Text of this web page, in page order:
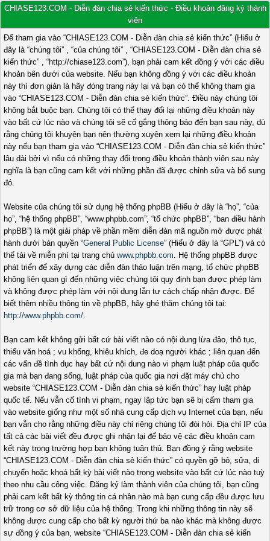
CHIASE123.COM - Diễn đàn chia sẻ kiến thức - Điều khoản đăng ký thành
viên
Để tham gia vào “CHIASE123.COM - Diễn đàn chia sẻ kiến thức” (Hiểu ở
đây là “chúng tôi” , “của chúng tôi” , “CHIASE123.COM - Diễn đàn chia sẻ
kiến thức” , “http://chiase123.com”), bạn phải cam kết đồng ý với các điều
khoản bên dưới của website. Nếu bạn không đồng ý với các điều khoản
này thì đơn giản là hãy đóng trang này lại và bạn có thể không tham gia
vào “CHIASE123.COM - Diễn đàn chia sẻ kiến thức”. Điều này chúng tôi
không bắt buộc bạn. Chúng tôi có thể thay đổi lại những điều khoản này
vào bất cứ lúc nào và chúng tôi sẽ cố gắng thông báo đến bạn sau này, dù
rằng chúng tôi khuyên bạn nên thường xuyên xem lại những điều khoản
này nếu bạn tham gia vào “CHIASE123.COM - Diễn đàn chia sẻ kiến thức”
lâu dài bởi vì nếu có những thay đổi trong điều khoản thành viên sau này
nghĩa là bạn cũng cam kết với những phần đã được chỉnh sửa và bổ sung
đó.
Website của chúng tôi sử dụng hệ thống phpBB (Hiểu ở đây là “họ”, “của
họ”, “hệ thống phpBB”, “www.phpbb.com”, “tổ chức phpBB”, “ban điều hành
phpBB”) là một giải pháp về phần mềm diễn đàn mã nguồn mở được phát
hành dưới bản quyền “General Public License” (Hiểu ở đây là “GPL”) và có
thể tải về miễn phí tại trang chủ www.phpbb.com. Hệ thống phpBB được
phát triển để xây dựng các diễn đàn thảo luận trên mạng, tổ chức phpBB
không liên quan gì đến những việc chúng tôi quy định bạn được phép làm
và không được phép làm với nội dung lẫn tư cách chấp nhận được. Để
biết thêm nhiều thông tin về phpBB, hãy ghé thăm chúng tôi tại:
http://www.phpbb.com/.
Bạn cam kết không gửi bất cứ bài viết nào có nội dung lừa đảo, thô tục,
thiếu văn hoá ; vu khống, khiêu khích, đe doạ người khác ; liên quan đến
các vấn đề tình dục hay bất cứ nội dung nào vi phạm luật pháp của quốc
gia mà bạn đang sống, luật pháp của quốc gia nơi đặt máy chủ cho
website “CHIASE123.COM - Diễn đàn chia sẻ kiến thức” hay luật pháp
quốc tế. Nếu vẫn cố tình vi phạm, ngay lập tức bạn sẽ bị cấm tham gia
vào website giống như một số nhà cung cấp dịch vụ Internet của bạn, nếu
bạn vẫn cho rằng những điều này chỉ riêng chúng tôi đòi hỏi. Địa chỉ IP của
tất cả các bài viết đều được ghi nhận lại để bảo vệ các điều khoản cam
kết này trong trường hợp bạn không tuân thủ. Bạn đồng ý rằng website
“CHIASE123.COM - Diễn đàn chia sẻ kiến thức” có quyền gỡ bỏ, sửa, di
chuyển hoặc khoá bất kỳ bài viết nào trong website vào bất cứ lúc nào tuỳ
theo nhu cầu công việc. Đăng ký làm thành viên của chúng tôi, bạn cũng
phải cam kết bất kỳ thông tin cá nhân nào mà bạn cung cấp đều được lưu
trữ trong cơ sở dữ liệu của hệ thống. Trong khi những thông tin này sẽ
không được cung cấp cho bất kỳ người thứ ba nào khác mà không được
sự đồng ý của bạn, website “CHIASE123.COM - Diễn đàn chia sẻ kiến